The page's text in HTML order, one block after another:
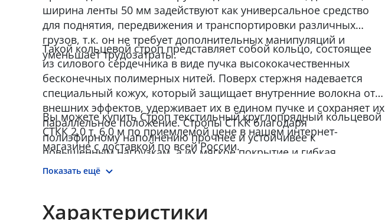
ширина ленты 50 мм задействуют как универсальное средство
для поднятия, передвижения и транспортировки различных
грузов, т.к. он не требует дополнительных манипуляций и
уменьшает трудозатраты.
Такой кольцевой строп представляет собой кольцо, состоящее
из силового сердечника в виде пучка высококачественных
бесконечных полимерных нитей. Поверх стержня надевается
специальный кожух, который защищает внутренние волокна от
внешних эффектов, удерживает их в едином пучке и сохраняет их
параллельное положение. Стропы СТКК благодаря
полиэфирному наполнению прочнее и устойчивее к
повышенным нагрузкам, а их мягкое покрытие и гибкая
структура создает плотное прилегание и сохранность груза.
основе. Требования к устройству и безопасной эксплуатации».
Вы можете купить Строп текстильный круглопрядный кольцевой
СТКК 2,0 т, 6,0 м по приемлемой цене в нашем интернет-
магазине с доставкой по всей России.
Показать ещё
Характеристики